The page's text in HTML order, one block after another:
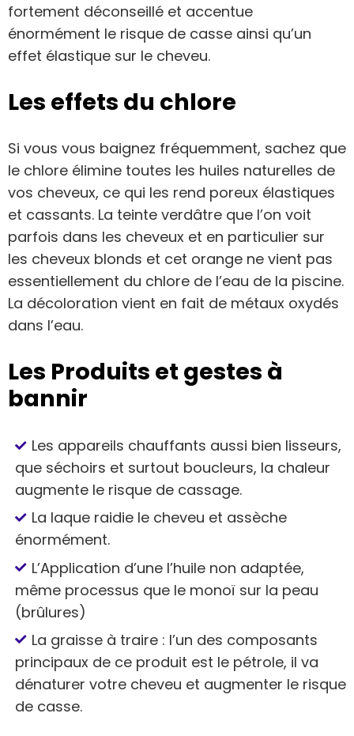
fortement déconseillé et accentue
énormément le risque de casse ainsi qu’un
effet élastique sur le cheveu.
Les effets du chlore
Si vous vous baignez fréquemment, sachez que
le chlore élimine toutes les huiles naturelles de
vos cheveux, ce qui les rend poreux élastiques
et cassants. La teinte verdâtre que l’on voit
parfois dans les cheveux et en particulier sur
les cheveux blonds et cet orange ne vient pas
essentiellement du chlore de l’eau de la piscine.
La décoloration vient en fait de métaux oxydés
dans l’eau.
Les Produits et gestes à
bannir
Les appareils chauffants aussi bien lisseurs,
que séchoirs et surtout boucleurs, la chaleur
augmente le risque de cassage.
La laque raidie le cheveu et assèche
énormément.
L’Application d’une l’huile non adaptée,
même processus que le monoï sur la peau
(brûlures)
La graisse à traire : l’un des composants
principaux de ce produit est le pétrole, il va
dénaturer votre cheveu et augmenter le risque
de casse.